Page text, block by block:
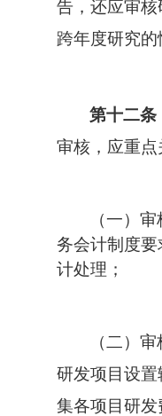
告，还应审
跨年度研究的
第十二条
审核，应重点
（一）
务会计制度
计处理；
（二）
研发项目设
集各项目研发